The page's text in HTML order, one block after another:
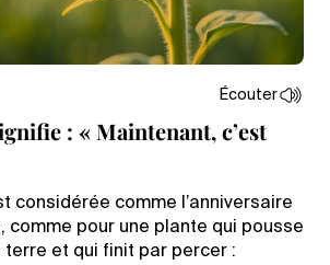
Écouter
: « Maintenant, c’est
considérée comme l’anniversaire
comme pour une plante qui pousse
terre et qui finit par percer :